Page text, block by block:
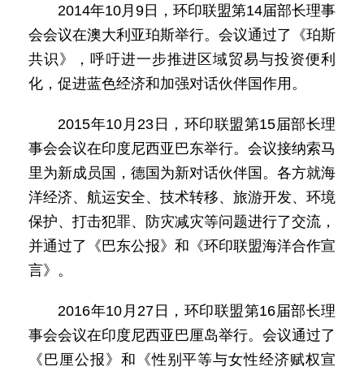
2014年10月9日，环印联盟第14届部长理事
会会议在澳大利亚珀斯举行。会议通过了《珀斯
共识》，呼吁进一步推进区域贸易与投资便利
化，促进蓝色经济和加强对话伙伴国作用。
2015年10月23日，环印联盟第15届部长理
事会会议在印度尼西亚巴东举行。会议接纳索马
里为新成员国，德国为新对话伙伴国。各方就海
洋经济、航运安全、技术转移、旅游开发、环境
保护、打击犯罪、防灾减灾等问题进行了交流，
并通过了《巴东公报》和《环印联盟海洋合作宣
言》。
2016年10月27日，环印联盟第16届部长理
事会会议在印度尼西亚巴厘岛举行。会议通过了
《巴厘公报》和《性别平等与女性经济赋权宣